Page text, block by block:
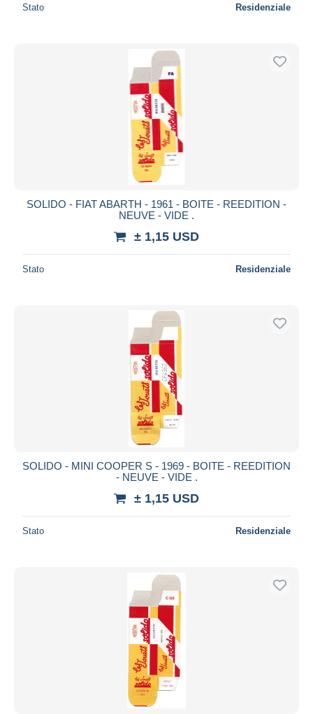
Stato Residenziale
SOLIDO - FIAT ABARTH - 1961 - BOITE - REEDITION -
NEUVE - VIDE .
± 1,15 USD
Stato Residenziale
SOLIDO - MINI COOPER S - 1969 - BOITE - REEDITION
- NEUVE - VIDE .
± 1,15 USD
Stato Residenziale